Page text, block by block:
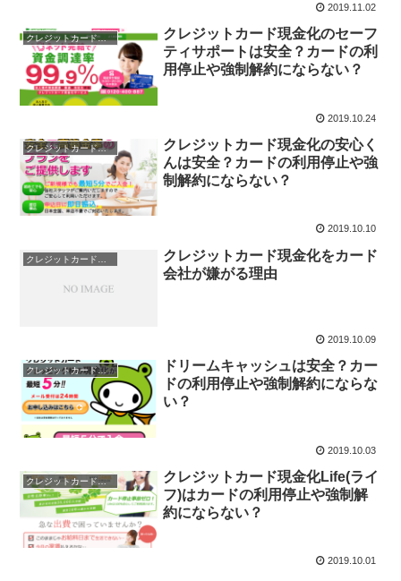
2019.11.02
クレジットカード現金化
クレジットカード現金化のセーフ
ティサポートは安全？カードの利
用停止や強制解約にならない？
2019.10.24
クレジットカード現金化
クレジットカード現金化の安心く
んは安全？カードの利用停止や強
制解約にならない？
2019.10.10
クレジットカード現金化をカード
会社が嫌がる理由
2019.10.09
クレジットカード現金化
ドリームキャッシュは安全？カー
ドの利用停止や強制解約にならな
い？
2019.10.03
クレジットカード現金化
クレジットカード現金化Life(ライ
フ)はカードの利用停止や強制解
約にならない？
2019.10.01